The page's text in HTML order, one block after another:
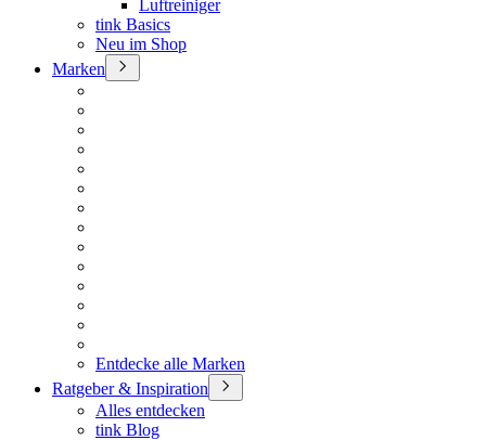
Luftreiniger
tink Basics
Neu im Shop
Marken
Entdecke alle Marken
Ratgeber & Inspiration
Alles entdecken
tink Blog